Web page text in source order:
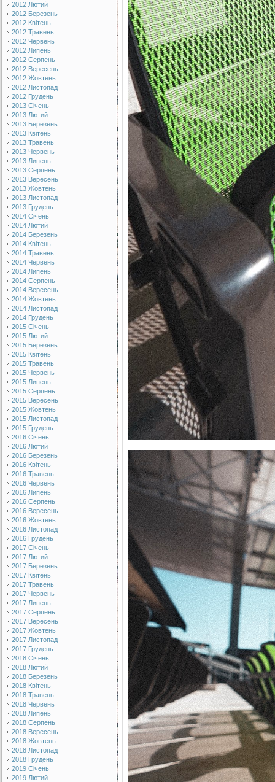
2012 Лютий
2012 Березень
2012 Квітень
2012 Травень
2012 Червень
2012 Липень
2012 Серпень
2012 Вересень
2012 Жовтень
2012 Листопад
2012 Грудень
2013 Січень
2013 Лютий
2013 Березень
2013 Квітень
2013 Травень
2013 Червень
2013 Липень
2013 Серпень
2013 Вересень
2013 Жовтень
2013 Листопад
2013 Грудень
2014 Січень
2014 Лютий
2014 Березень
2014 Квітень
2014 Травень
2014 Червень
2014 Липень
2014 Серпень
2014 Вересень
2014 Жовтень
2014 Листопад
2014 Грудень
2015 Січень
2015 Лютий
2015 Березень
2015 Квітень
2015 Травень
2015 Червень
2015 Липень
2015 Серпень
2015 Вересень
2015 Жовтень
2015 Листопад
2015 Грудень
2016 Січень
2016 Лютий
2016 Березень
2016 Квітень
2016 Травень
2016 Червень
2016 Липень
2016 Серпень
2016 Вересень
2016 Жовтень
2016 Листопад
2016 Грудень
2017 Січень
2017 Лютий
2017 Березень
2017 Квітень
2017 Травень
2017 Червень
2017 Липень
2017 Серпень
2017 Вересень
2017 Жовтень
2017 Листопад
2017 Грудень
2018 Січень
2018 Лютий
2018 Березень
2018 Квітень
2018 Травень
2018 Червень
2018 Липень
2018 Серпень
2018 Вересень
2018 Жовтень
2018 Листопад
2018 Грудень
2019 Січень
2019 Лютий